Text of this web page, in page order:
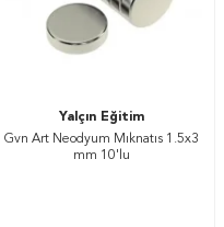
Yalçın Eğitim
Gvn Art Neodyum Mıknatıs 1.5x3
mm 10'lu